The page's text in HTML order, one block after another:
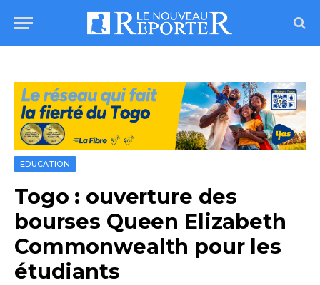
EDUCATION
Togo : ouverture des
bourses Queen Elizabeth
Commonwealth pour les
étudiants